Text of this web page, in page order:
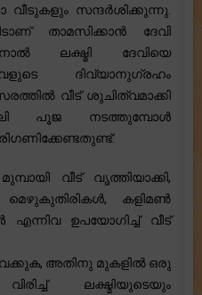
വീടുകളും സന്ദർശിക്കുന്നു.
താമസിക്കാൻ ദേവി
ലക്ഷ്മി ദേവിയെ
ദിവ്യാനുഗ്രഹം
വീട് ശുചിത്വമാക്കി
പൂജ നടത്തുമ്പോൾ
വീട് വൃത്തിയാക്കി,
മെഴുകുതിരികൾ, കളിമൺ
ഉപയോഗിച്ച് വീട്
അതിനു മുകളിൽ ഒരു
ലക്ഷ്മിയുടെയും